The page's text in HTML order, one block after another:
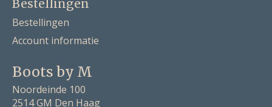
Bestellingen
Bestellingen
Account informatie
Boots by M
Noordeinde 100
2514 GM Den Haag